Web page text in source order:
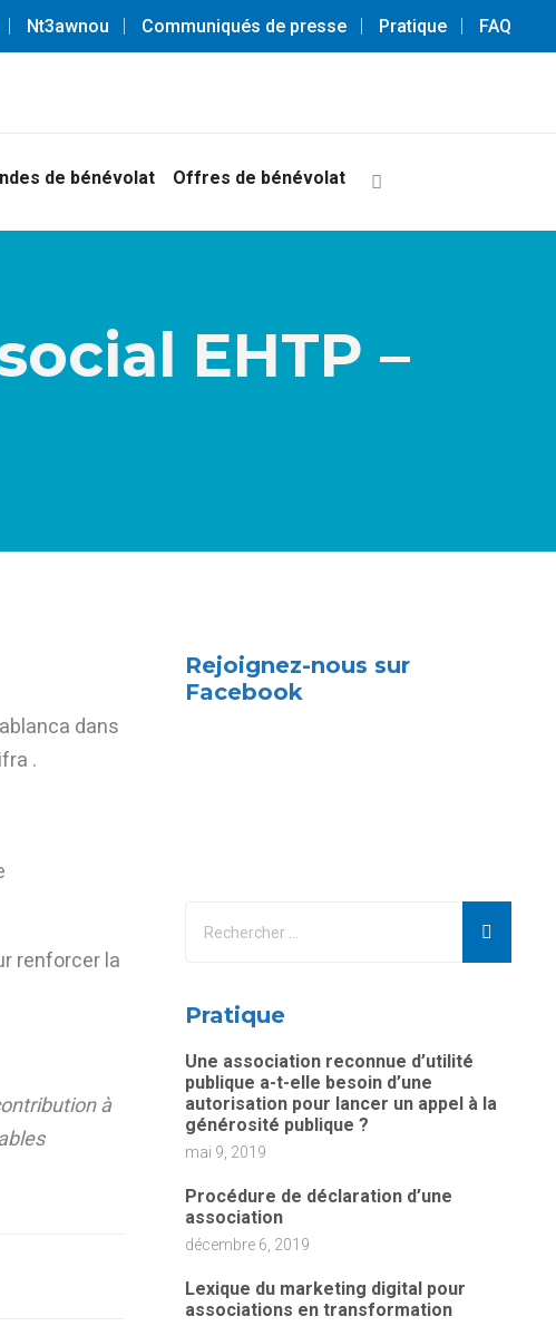
Nt3awnou Communiqués de presse Pratique FAQ
de bénévolat Offres de bénévolat
EHTP –
dans
.
renforcer la
à
Rejoignez-nous sur
Facebook
Pratique
Une association reconnue d’utilité
publique a-t-elle besoin d’une
autorisation pour lancer un appel à la
générosité publique ?
mai 9, 2019
Procédure de déclaration d’une
association
décembre 6, 2019
Lexique du marketing digital pour
associations en transformation